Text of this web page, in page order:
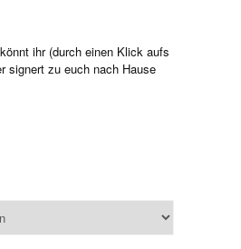
ihr (durch einen Klick aufs
signert zu euch nach Hause